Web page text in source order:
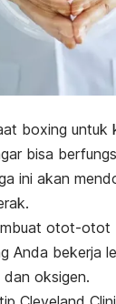
boxing untuk
bisa
ini akan
otot-otot
Anda bekerja
oksigen.